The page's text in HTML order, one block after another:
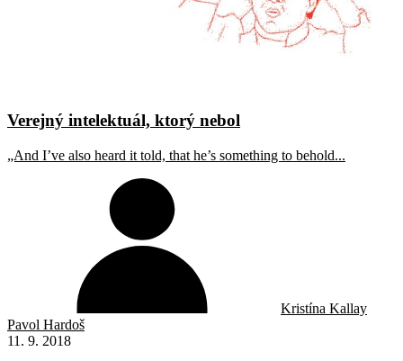
Verejný intelektuál, ktorý nebol
„And I’ve also heard it told, that he’s something to behold...
Kristína Kallay
Pavol Hardoš
11. 9. 2018